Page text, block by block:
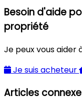
Besoin d'aide
propriété
Je peux vous aider
Je suis acheteur
Articles